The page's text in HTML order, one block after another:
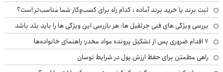
ثبت برند یا خرید برند آماده : کدام راه برای کسب‌وکار شما مناسب‌تر است؟
بررسی ویژگی های فنی جرثقیل ها: هر بازرسی این ویژگی ها را باید بلد باشد
۷ اقدام ضروری پس از تشکیل پرونده مواد مخدر؛ راهنمای خانواده‌ها
راهی مطمئن برای حفظ ارزش پول در شرایط نوسان